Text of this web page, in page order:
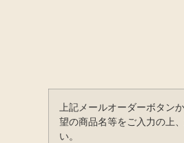
上記メールオーダーボタン
望の商品名等をご入力の上
い。